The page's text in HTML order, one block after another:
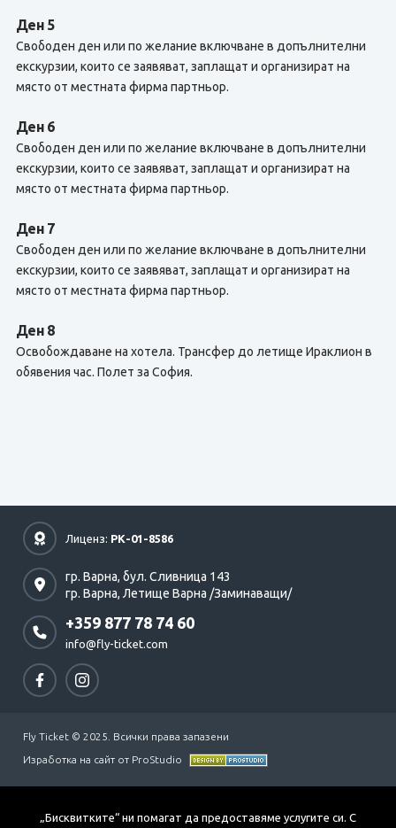
Ден 5
Свободен ден или по желание включване в допълнителни
екскурзии, които се заявяват, заплащат и организират на
място от местната фирма партньор.
Ден 6
Свободен ден или по желание включване в допълнителни
екскурзии, които се заявяват, заплащат и организират на
място от местната фирма партньор.
Ден 7
Свободен ден или по желание включване в допълнителни
екскурзии, които се заявяват, заплащат и организират на
място от местната фирма партньор.
Ден 8
Освобождаване на хотела. Трансфер до летище Ираклион в
обявения час. Полет за София.
Лиценз: РК-01-8586
гр. Варна, бул. Сливница 143
гр. Варна, Летище Варна /Заминаващи/
+359 877 78 74 60
info@fly-ticket.com
Fly Ticket © 2025. Всички права запазени
Изработка на сайт от ProStudio
„Бисквитките“ ни помагат да предоставяме услугите си. С